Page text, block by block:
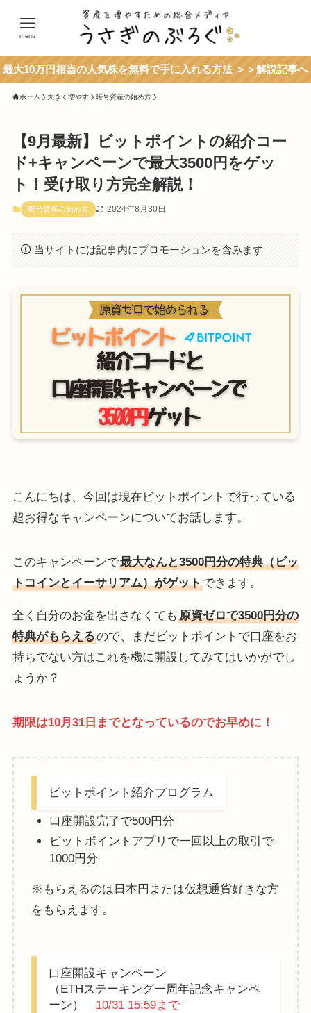
menu
最大10万円相当の人気株を無料で手に入れる方法 ＞＞解説記事へ
ホーム 大きく増やす 暗号資産の始め方
【9月最新】ビットポイントの紹介コー
ド+キャンペーンで最大3500円をゲッ
ト！受け取り方完全解説！
暗号資産の始め方 2024年8月30日
当サイトには記事内にプロモーションを含みます
こんにちは、今回は現在ビットポイントで行っている
超お得なキャンペーンについてお話します。
このキャンペーンで最大なんと3500円分の特典（ビッ
トコインとイーサリアム）がゲットできます。
全く自分のお金を出さなくても 原資ゼロで3500円分の
特典がもらえるので、まだビットポイントで口座をお
持ちでない方はこれを機に開設してみてはいかがでし
ょうか？
期限は10月31日までとなっているのでお早めに！
ビットポイント紹介プログラム
口座開設完了で500円分
ビットポイントアプリで一回以上の取引で
1000円分
※もらえるのは日本円または仮想通貨好きな方
をもらえます。
口座開設キャンペーン
（ETHステーキング一周年記念キャンペ
ーン） 10/31 15:59まで